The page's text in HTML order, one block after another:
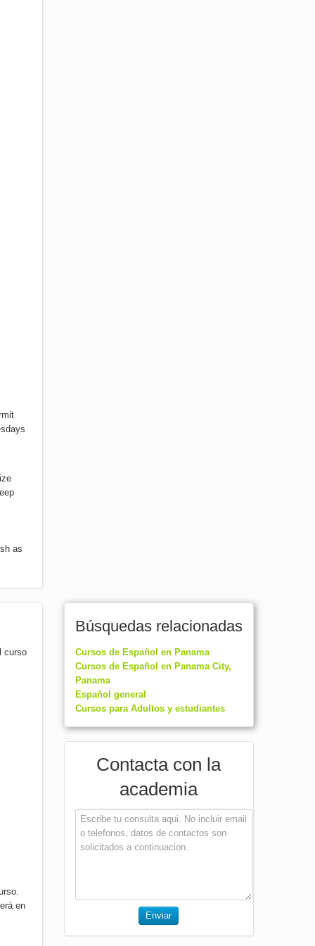
as
curso
en
Búsquedas relacionadas
Cursos de Español en Panama
Cursos de Español en Panama City,
Panama
Español general
Cursos para Adultos y estudiantes
Contacta con la
academia
Enviar